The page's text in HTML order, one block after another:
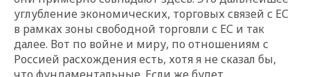
углубление экономических, торговых связей с ЕС
в рамках зоны свободной торговли с ЕС и так
далее. Вот по войне и миру, по отношениям с
Россией расхождения есть, хотя я не сказал бы,